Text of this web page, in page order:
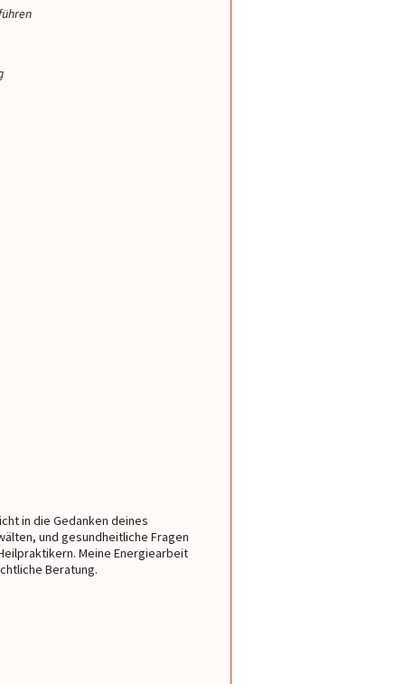
in die Gedanken deines
und gesundheitliche Fragen
Meine Energiearbeit
Beratung.